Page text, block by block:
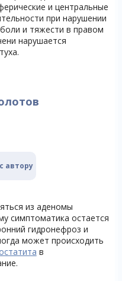
и центральные
при нарушении
и тяжести в правом
нарушается
автору
из аденомы
симптоматика остается
гидронефроз и
может происходить
в